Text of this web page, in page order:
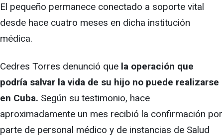
El pequeño permanece conectado a soporte vital
desde hace cuatro meses en dicha institución
médica.
Cedres Torres denunció que la operación que
podría salvar la vida de su hijo no puede realizarse
en Cuba. Según su testimonio, hace
aproximadamente un mes recibió la confirmación por
parte de personal médico y de instancias de Salud